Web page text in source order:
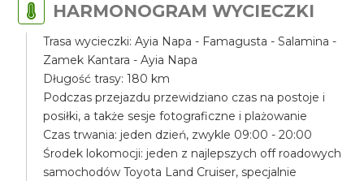
HARMONOGRAM WYCIECZKI
Trasa wycieczki: Ayia Napa - Famagusta - Salamina -
Zamek Kantara - Ayia Napa
Długość trasy: 180 km
Podczas przejazdu przewidziano czas na postoje i
posiłki, a także sesje fotograficzne i plażowanie
Czas trwania: jeden dzień, zwykle 09:00 - 20:00
Środek lokomocji: jeden z najlepszych off roadowych
samochodów Toyota Land Cruiser, specjalnie